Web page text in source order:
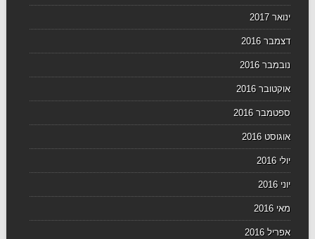
ינואר 2017
דצמבר 2016
נובמבר 2016
אוקטובר 2016
ספטמבר 2016
אוגוסט 2016
יולי 2016
יוני 2016
מאי 2016
אפריל 2016